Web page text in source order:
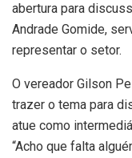
abertura para
Andrade Gomide,
representar o setor.
O vereador Gilson
trazer o tema para
atue como
“Acho que falta